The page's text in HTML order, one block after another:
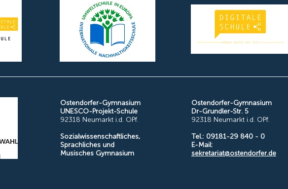
Ostendorfer-Gymnasium
UNESCO-Projekt-Schule
92318 Neumarkt i.d. OPf.
Sozialwissenschaftliches,
Sprachliches und
Musisches Gymnasium
Ostendorfer-Gymnasium
Dr-Grundler-Str. 5
92318 Neumarkt i.d. OPf.
Tel.: 09181-29 840 - 0
E-Mail:
sekretariat@ostendorfer.de